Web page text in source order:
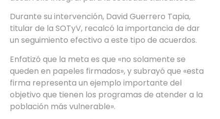
Durante su intervención, David Guerrero Tapia,
titular de la SOTyV, recalcó la importancia de dar
un seguimiento efectivo a este tipo de acuerdos.
Enfatizó que la meta es que «no solamente se
queden en papeles firmados», y subrayó que «esta
firma representa un ejemplo importante del
objetivo que tienen los programas de atender a la
población más vulnerable».